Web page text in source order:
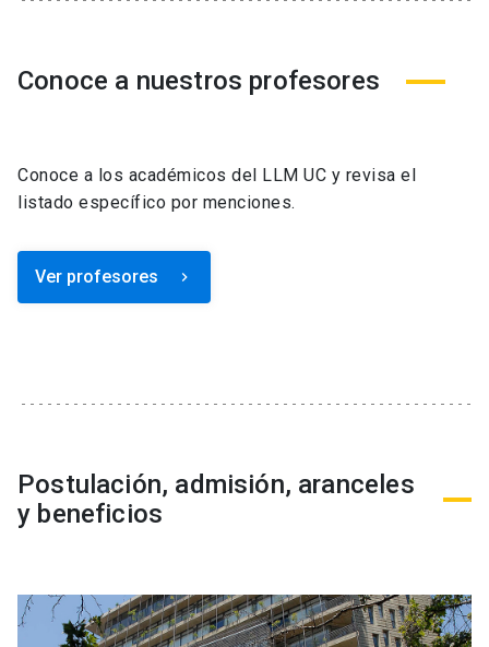
Conoce a nuestros profesores
Conoce a los académicos del LLM UC y revisa el
listado específico por menciones.
Ver profesores keyboard_arrow_right
Postulación, admisión, aranceles
y beneficios